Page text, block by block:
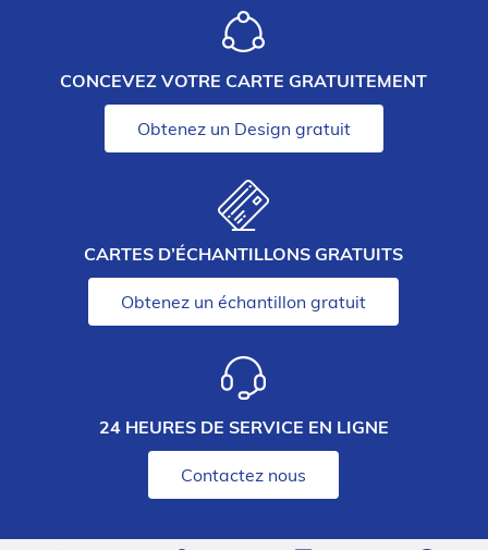
CONCEVEZ VOTRE CARTE GRATUITEMENT
Obtenez un Design gratuit
CARTES D’ÉCHANTILLONS GRATUITS
Obtenez un échantillon gratuit
24 HEURES DE SERVICE EN LIGNE
Contactez nous